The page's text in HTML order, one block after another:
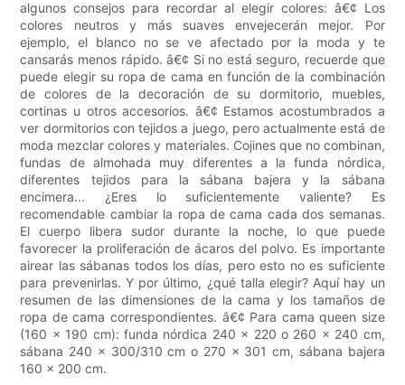
algunos consejos para recordar al elegir colores: â€¢ Los
colores neutros y más suaves envejecerán mejor. Por
ejemplo, el blanco no se ve afectado por la moda y te
cansarás menos rápido. â€¢ Si no está seguro, recuerde que
puede elegir su ropa de cama en función de la combinación
de colores de la decoración de su dormitorio, muebles,
cortinas u otros accesorios. â€¢ Estamos acostumbrados a
ver dormitorios con tejidos a juego, pero actualmente está de
moda mezclar colores y materiales. Cojines que no combinan,
fundas de almohada muy diferentes a la funda nórdica,
diferentes tejidos para la sábana bajera y la sábana
encimera... ¿Eres lo suficientemente valiente? Es
recomendable cambiar la ropa de cama cada dos semanas.
El cuerpo libera sudor durante la noche, lo que puede
favorecer la proliferación de ácaros del polvo. Es importante
airear las sábanas todos los días, pero esto no es suficiente
para prevenirlas. Y por último, ¿qué talla elegir? Aquí hay un
resumen de las dimensiones de la cama y los tamaños de
ropa de cama correspondientes. â€¢ Para cama queen size
(160 x 190 cm): funda nórdica 240 x 220 o 260 x 240 cm,
sábana 240 x 300/310 cm o 270 x 301 cm, sábana bajera
160 x 200 cm.